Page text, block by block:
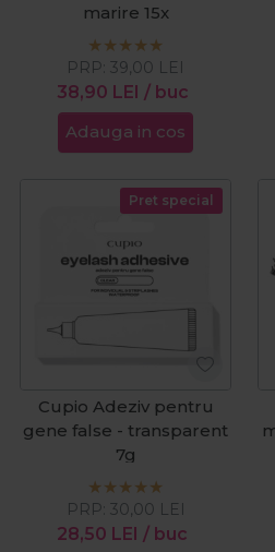
marire 15x
38,90 LEI / buc
PRP: 39,00 LEI
Adauga in cos
Pret special
Cupio Adeziv pentru
gene false - transparent
7g
28,50 LEI / buc
PRP: 30,00 LEI